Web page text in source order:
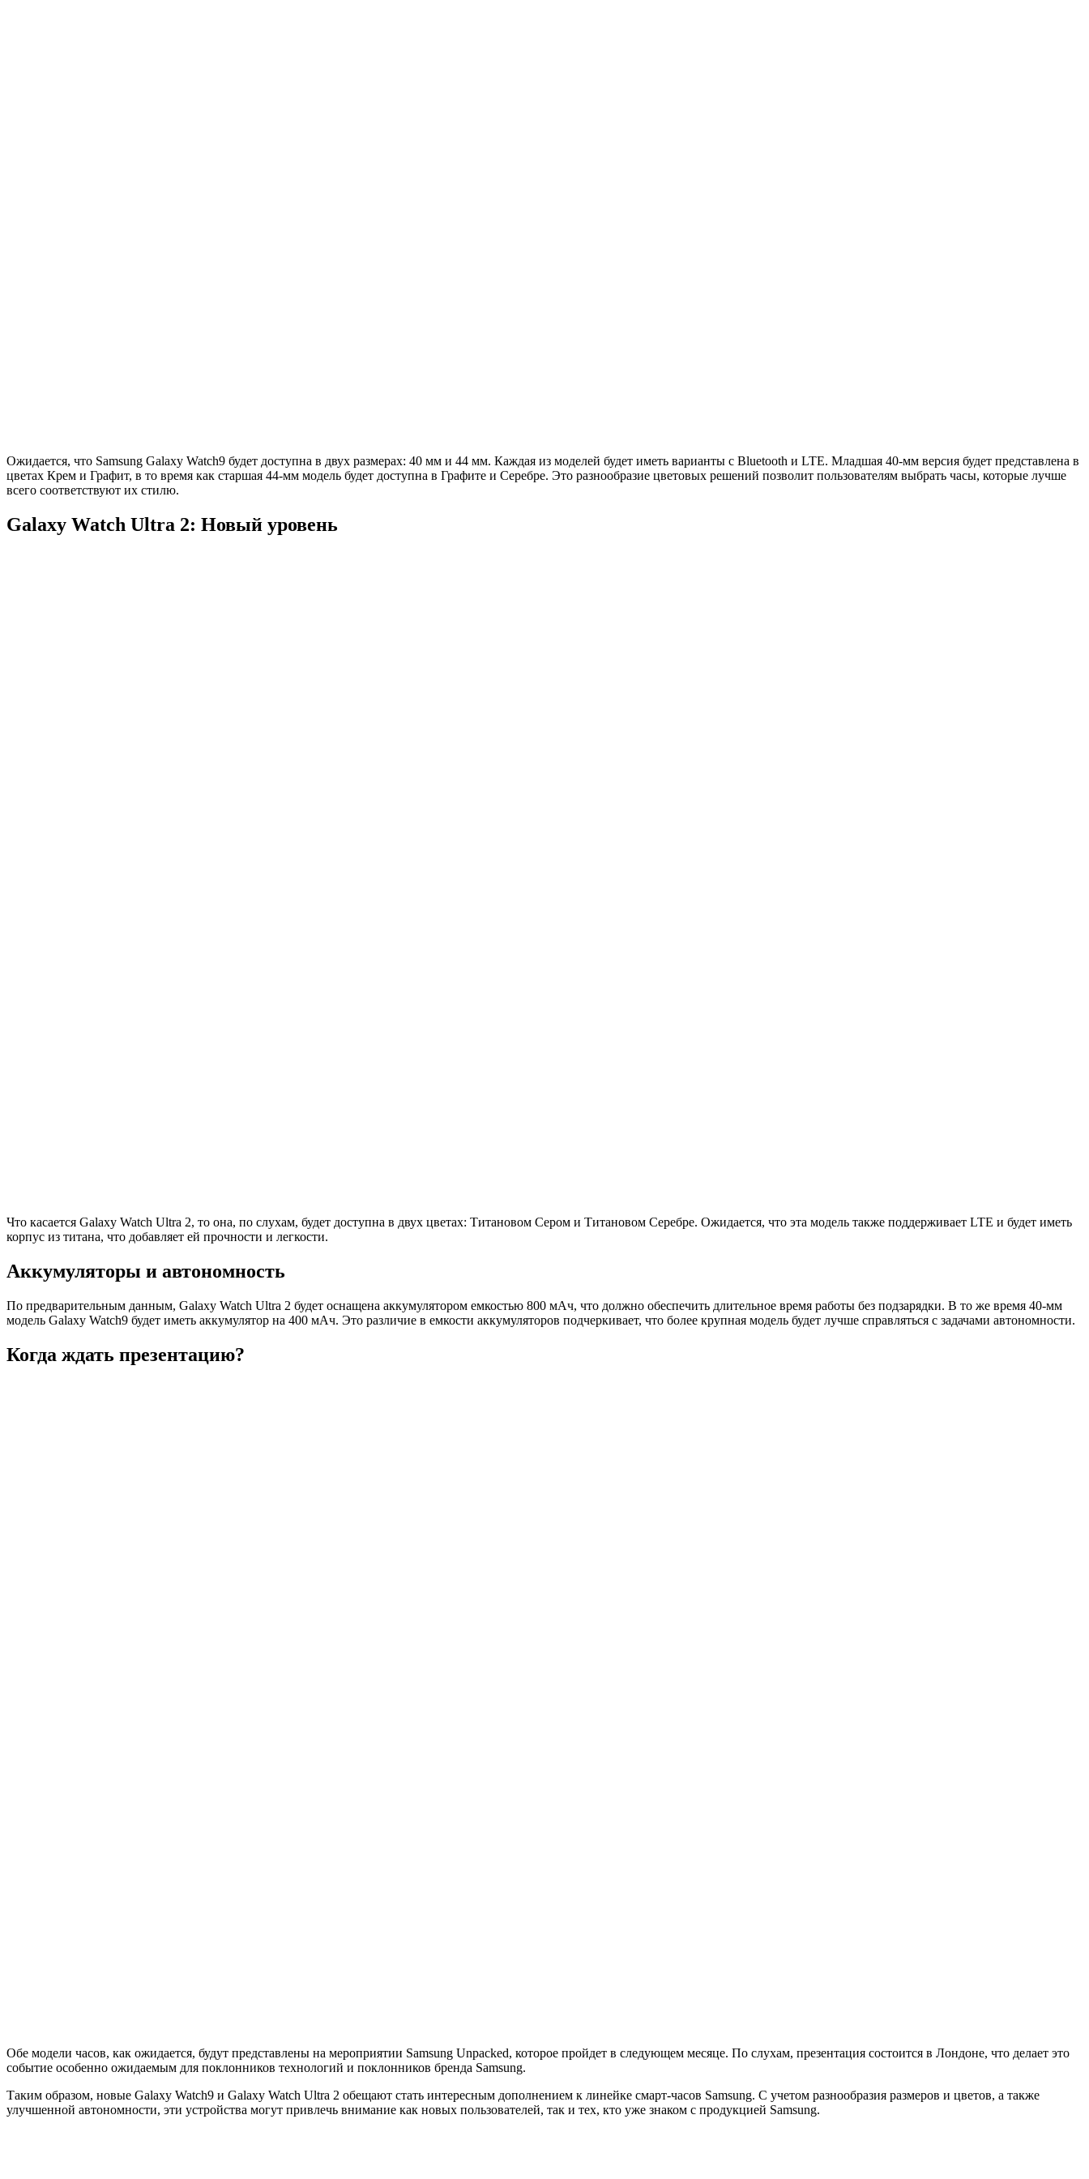
Ожидается, что Samsung Galaxy Watch9 будет доступна в двух размерах: 40 мм и 44 мм. Каждая из моделей будет иметь варианты с Bluetooth и LTE. Младшая 40-мм версия будет представлена в
цветах Крем и Графит, в то время как старшая 44-мм модель будет доступна в Графите и Серебре. Это разнообразие цветовых решений позволит пользователям выбрать часы, которые лучше
всего соответствуют их стилю.
Galaxy Watch Ultra 2: Новый уровень
Что касается Galaxy Watch Ultra 2, то она, по слухам, будет доступна в двух цветах: Титановом Сером и Титановом Серебре. Ожидается, что эта модель также поддерживает LTE и будет иметь
корпус из титана, что добавляет ей прочности и легкости.
Аккумуляторы и автономность
По предварительным данным, Galaxy Watch Ultra 2 будет оснащена аккумулятором емкостью 800 мАч, что должно обеспечить длительное время работы без подзарядки. В то же время 40-мм
модель Galaxy Watch9 будет иметь аккумулятор на 400 мАч. Это различие в емкости аккумуляторов подчеркивает, что более крупная модель будет лучше справляться с задачами автономности.
Когда ждать презентацию?
Обе модели часов, как ожидается, будут представлены на мероприятии Samsung Unpacked, которое пройдет в следующем месяце. По слухам, презентация состоится в Лондоне, что делает это
событие особенно ожидаемым для поклонников технологий и поклонников бренда Samsung.
Таким образом, новые Galaxy Watch9 и Galaxy Watch Ultra 2 обещают стать интересным дополнением к линейке смарт-часов Samsung. С учетом разнообразия размеров и цветов, а также
улучшенной автономности, эти устройства могут привлечь внимание как новых пользователей, так и тех, кто уже знаком с продукцией Samsung.